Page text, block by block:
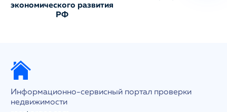
экономического развития
РФ
Информационно-сервисный портал проверки
недвижимости